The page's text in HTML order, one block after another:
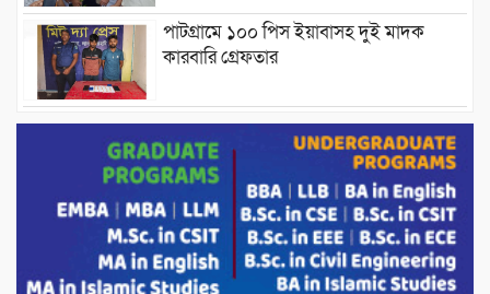
পাটগ্রামে ১০০ পিস ইয়াবাসহ দুই মাদক
কারবারি গ্রেফতার
ড্যাবের ৩৭তম প্রতিষ্ঠাবার্ষিকীতে প্রধানমন্ত্রী
তারেক রহমান।
চন্দনাইশের হাশিমপুর ৪ নং ওয়ার্ডে ৫’শতাধিক
হতদরিদ্র পরিবারের মাঝে খাদ্যসামগ্রী বিতরণ
করেন মনজুর মোরশেদ